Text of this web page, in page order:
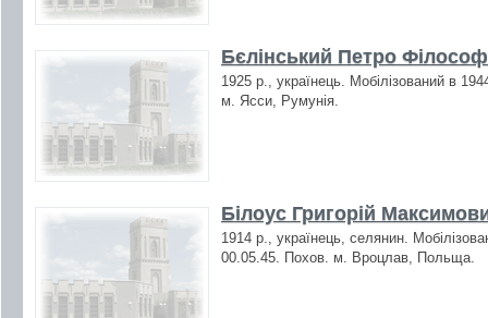
Бєлінський Петро
1925 р., українець. Мобілізований в
м. Ясси, Румунія.
Білоус Григорій
1914 р., українець, селянин.
00.05.45. Похов. м. Вроцлав, Польща.